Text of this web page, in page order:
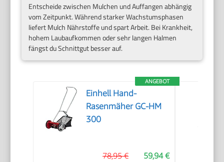
Entscheide zwischen Mulchen und Auffangen abhängig
vom Zeitpunkt. Während starker Wachstumsphasen
liefert Mulch Nährstoffe und spart Arbeit. Bei Krankheit,
hohem Laubaufkommen oder sehr langen Halmen
fängst du Schnittgut besser auf.
ANGEBOT
Einhell Hand-
Rasenmäher GC-HM
300
59,94 €
78,95 €